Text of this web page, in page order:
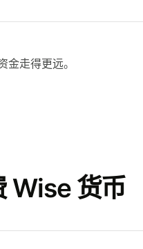
金走得更远。
Wise 货币